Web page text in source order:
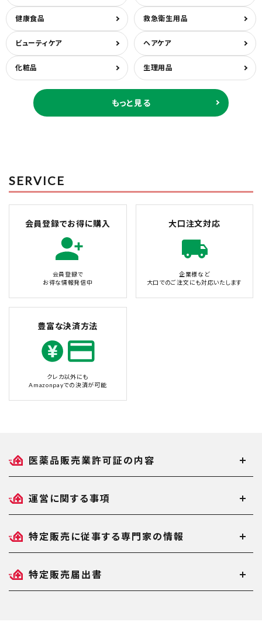
健康食品 救急衛生用品
ビューティケア ヘアケア
化粧品 生理用品
もっと見る
SERVICE
会員登録でお得に購入
会員登録で
お得な情報発信中
大口注文対応
企業様など
大口でのご注文にも対応いたします
豊富な決済方法
クレカ以外にも
Amazonpayでの決済が可能
医薬品販売業許可証の内容
運営に関する事項
特定販売に従事する専門家の情報
特定販売届出書